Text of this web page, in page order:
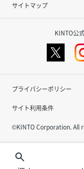
サイトマップ
KINTO公
プライバシーポリシー
サイト利用条件
©KINTO Corporation. All